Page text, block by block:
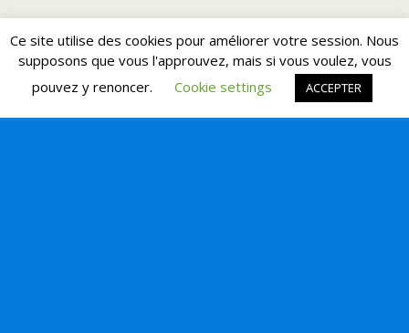
Ce site utilise des cookies pour améliorer votre session. Nous
supposons que vous l'approuvez, mais si vous voulez, vous
pouvez y renoncer.
Cookie settings ACCEPTER